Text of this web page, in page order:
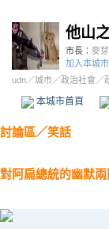
他山
市長： 麥
加入本城市
udn／城市／政治社會 ／
本城市首頁
討論區／笑話
對阿扁總統的幽默兩